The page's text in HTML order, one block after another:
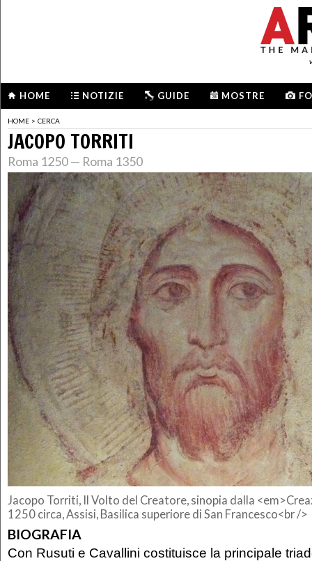
HOME NOTIZIE GUIDE MOSTRE
HOME > CERCA
JACOPO TORRITI
Roma 1250 — Roma 1350
Jacopo Torriti, Il Volto del Creatore, sinopia dalla
1250 circa, Assisi, Basilica superiore di San Francesco<br />
BIOGRAFIA
Con Rusuti e Cavallini costituisce la principale